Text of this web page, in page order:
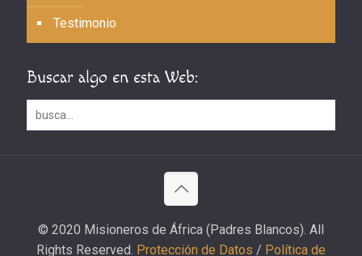
Testimonio
Buscar algo en esta Web:
© 2020 Misioneros de África (Padres Blancos). All
Rights Reserved. Protección de Datos / Política de